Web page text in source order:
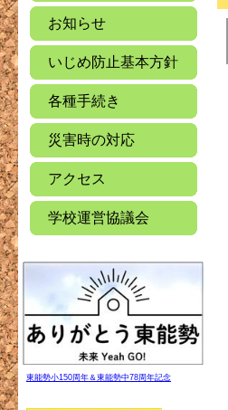
お知らせ
いじめ防止基本方針
各種手続き
災害時の対応
アクセス
学校運営協議会
東能勢小150周年＆東能勢中78周年記念